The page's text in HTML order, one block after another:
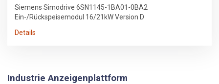
Siemens Simodrive 6SN1145-1BA01-0BA2
Ein-/Rückspeisemodul 16/21kW Version D
Details
Industrie Anzeigenplattform